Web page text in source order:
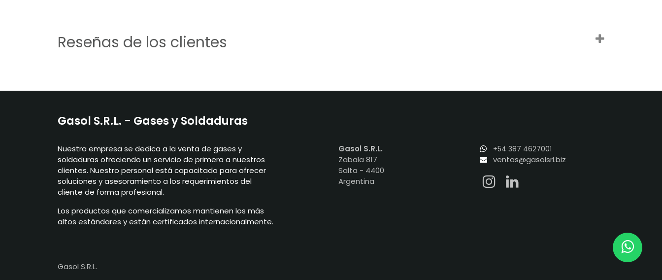
Reseñas de los clientes
Gasol S.R.L. - Gases y Soldaduras
Nuestra empresa se dedica a la venta de gases y
soldaduras ofreciendo un servicio de primera a nuestros
clientes. Nuestro personal está capacitado para ofrecer
soluciones y asesoramiento a los requerimientos del
cliente de forma profesional.
Los productos que comercializamos mantienen los más
altos estándares y están certificados internacionalmente.
Gasol S.R.L.
Zabala 817
Salta - 4400
Argentina
+54 387 4627001
ventas@gasolsrl.biz
Gasol S.R.L.